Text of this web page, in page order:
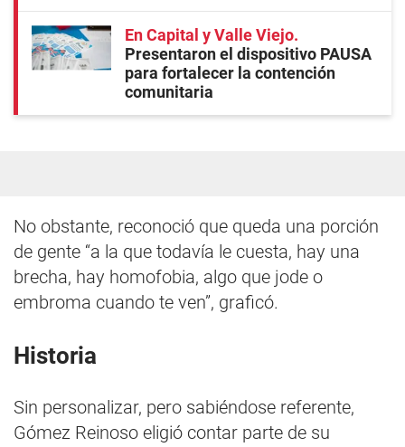
En Capital y Valle Viejo
Presentaron el dispositivo PAUSA
para fortalecer la contención
comunitaria
No obstante, reconoció que queda una porción
de gente “a la que todavía le cuesta, hay una
brecha, hay homofobia, algo que jode o
embroma cuando te ven”, graficó.
Historia
Sin personalizar, pero sabiéndose referente,
Gómez Reinoso eligió contar parte de su